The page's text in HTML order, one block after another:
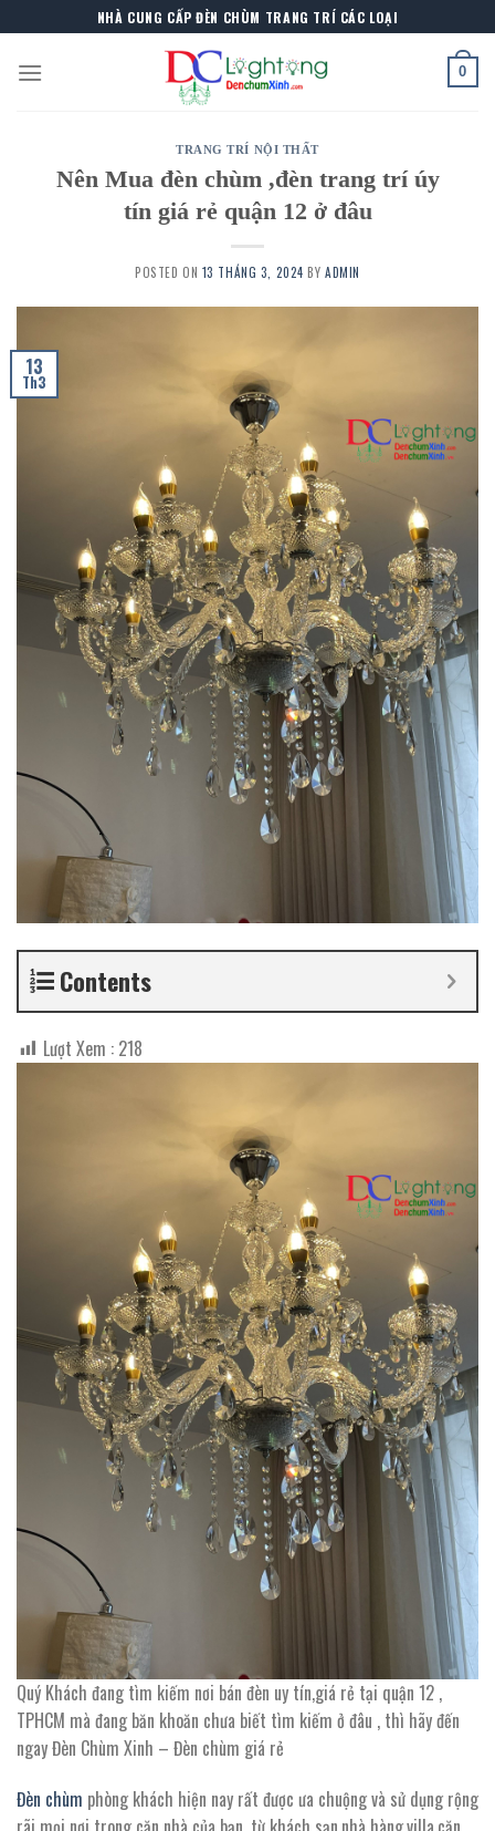
to
content
NHÀ CUNG CẤP ĐÈN CHÙM TRANG TRÍ CÁC LOẠI
0
TRANG TRÍ NỘI THẤT
Nên Mua đèn chùm ,đèn trang trí úy
tín giá rẻ quận 12 ở đâu
POSTED ON 13 THÁNG 3, 2024 BY ADMIN
13
Th3
Contents
Lượt Xem : 218
Quý Khách đang tìm kiếm nơi bán đèn uy tín,giá rẻ tại quận 12 ,
TPHCM mà đang băn khoăn chưa biết tìm kiếm ở đâu , thì hãy đến
ngay Đèn Chùm Xinh – Đèn chùm giá rẻ
Đèn chùm phòng khách hiện nay rất được ưa chuộng và sử dụng rộng